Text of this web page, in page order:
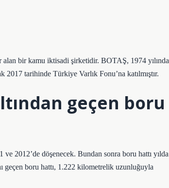
bir kamu iktisadi şirketidir. BOTAŞ, 1974 yılında
2017 tarihinde Türkiye Varlık Fonu’na katılmıştır.
geçen boru
ve 2012’de döşenecek. Bundan sonra boru hattı yılda
geçen boru hattı, 1.222 kilometrelik uzunluğuyla